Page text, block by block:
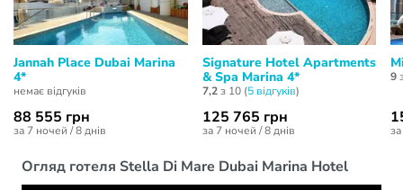
Огляд готеля Stella Di Mare Dubai Marina Hotel
Jannah Place Dubai Marina
4*
немає відгуків
88 555 грн
за 7 ночей / 8 днів
Signature Hotel Apartments
& Spa Marina 4*
7,2з 10 (5 відгуків)
125 765 грн
за 7 ночей / 8 днів
9